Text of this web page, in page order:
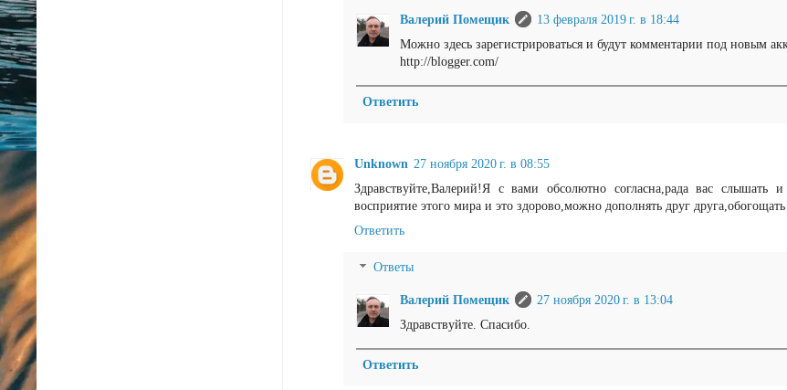
Валерий Помещик
13 февраля 2019 г. в 18:44
Можно здесь зарегистрироваться и будут комментарии под новым
http://blogger.com/
Ответить
Unknown 27 ноября 2020 г. в 08:55
Здравствуйте,Валерий!Я с вами обсолютно согласна,рада вас слышать
восприятие этого мира и это здорово,можно дополнять друг
Ответить
Ответы
Валерий Помещик
27 ноября 2020 г. в 13:04
Здравствуйте. Спасибо.
Ответить